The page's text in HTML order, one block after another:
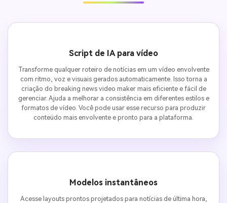
Script de IA para vídeo
Transforme qualquer roteiro de notícias em um vídeo envolvente
com ritmo, voz e visuais gerados automaticamente. Isso torna a
criação do breaking news video maker mais eficiente e fácil de
gerenciar. Ajuda a melhorar a consistência em diferentes estilos e
formatos de vídeo. Você pode usar esse recurso para produzir
conteúdo mais envolvente e pronto para a plataforma.
Modelos instantâneos
Acesse layouts prontos projetados para notícias de última hora,